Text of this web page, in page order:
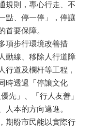
規則，專心行走、不
點、停一停」，停讓
首要保障。
步行環境改善措
動線、移除人行道障
行道及欄杆等工程，
時透過「停讓文化
先」、「行人友善」
人本的方向邁進。
盼市民能以實際行